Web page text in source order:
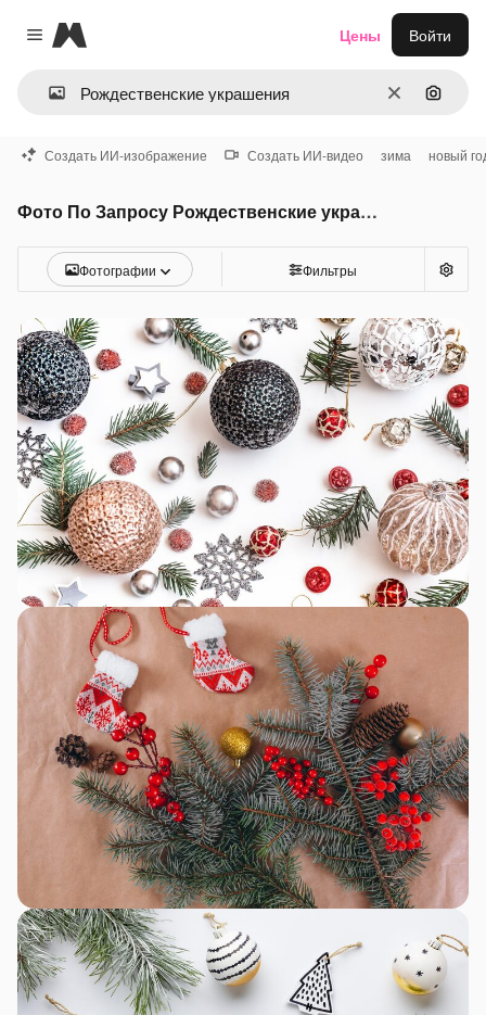
Close menu
Magnific
ОчиститьПоиск
Цены Войти
Создать ИИ-изображение Создать ИИ-видео зима новый
Фото По Запросу Рождественские украшения
Фотографии Фильтры